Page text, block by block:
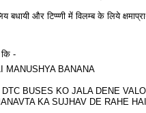
और टिप्प्णी में विलम्ब के लिये
-
MANUSHYA BANANA
BUSES KO JALA DENE
KA SUJHAV DE RAHE